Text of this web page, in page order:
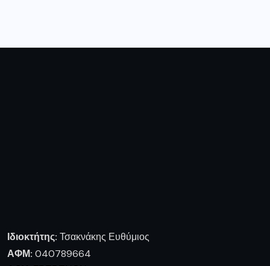
Ιδιοκτήτης: Τσακνάκης Ευθύμιος
ΑΦΜ: 040789664